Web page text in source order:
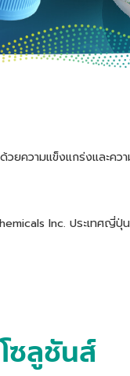
ความแข็งแกร่งและค
Inc. ประเทศญี่
ซลูชันส์